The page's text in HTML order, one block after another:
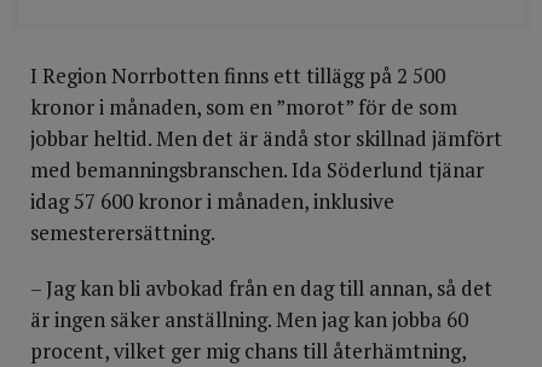
I Region Norrbotten finns ett tillägg på 2 500
kronor i månaden, som en ”morot” för de som
jobbar heltid. Men det är ändå stor skillnad jämfört
med bemanningsbranschen. Ida Söderlund tjänar
idag 57 600 kronor i månaden, inklusive
semesterersättning.
– Jag kan bli avbokad från en dag till annan, så det
är ingen säker anställning. Men jag kan jobba 60
procent, vilket ger mig chans till återhämtning,